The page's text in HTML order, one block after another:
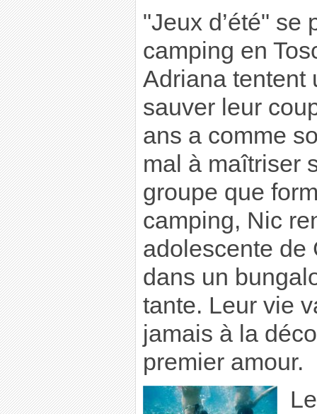
"Jeux d’été" se
camping en
Adriana tentent
sauver leur
ans a comme
mal à maîtriser
groupe que
camping, Nic
adolescente de
dans un
tante. Leur vie
jamais à la
premier amour.